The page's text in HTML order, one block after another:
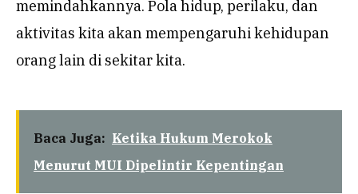
memindahkannya. Pola hidup, perilaku, dan
aktivitas kita akan mempengaruhi kehidupan
orang lain di sekitar kita.
Baca Juga: Ketika Hukum Merokok
Menurut MUI Dipelintir Kepentingan